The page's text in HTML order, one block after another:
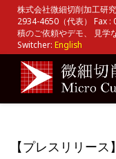
株式会社微細切削加工研
2934-4650（代表）
積のご依頼やデモ、 見学
Switcher: English
【プレスリリース